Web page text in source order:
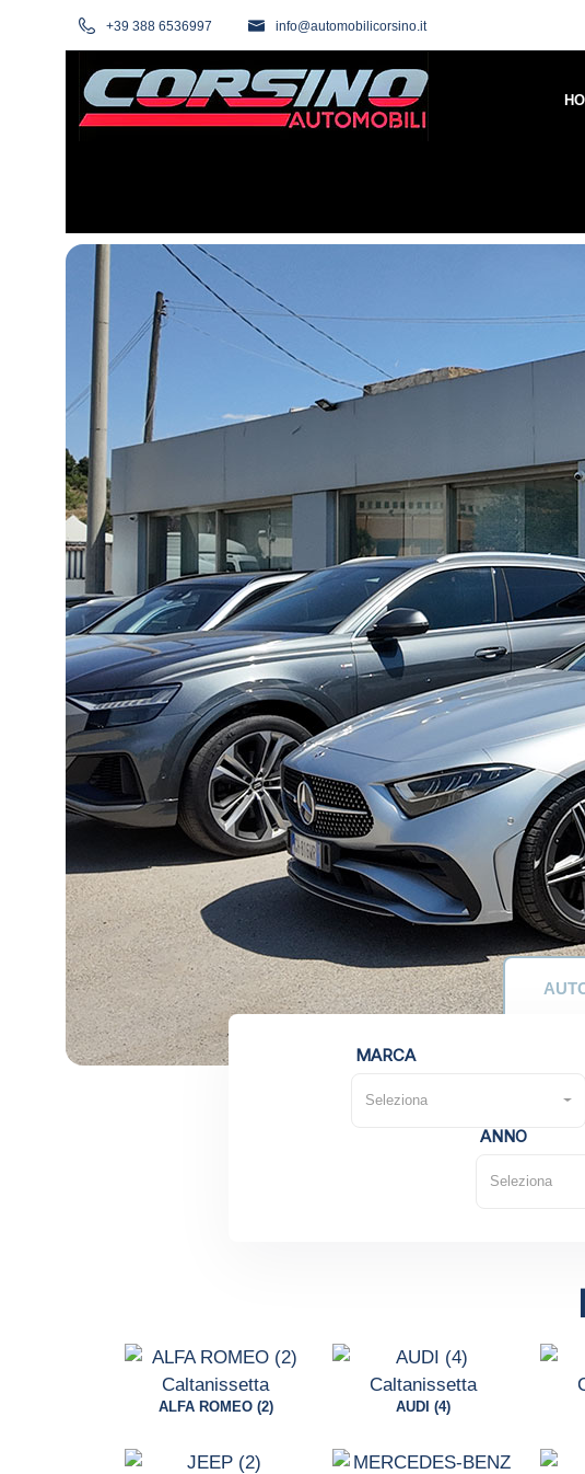
+39 388 6536997 info@automobilicorsino.it
MARCA
Seleziona
ANNO
Seleziona
ALFA ROMEO (2) AUDI (4)